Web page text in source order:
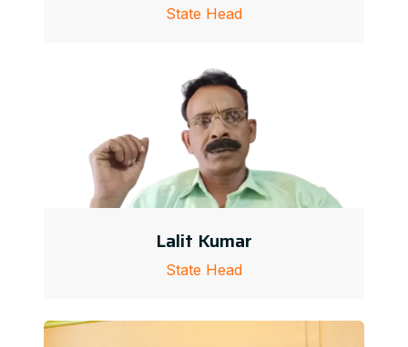
State Head
Lalit Kumar
State Head